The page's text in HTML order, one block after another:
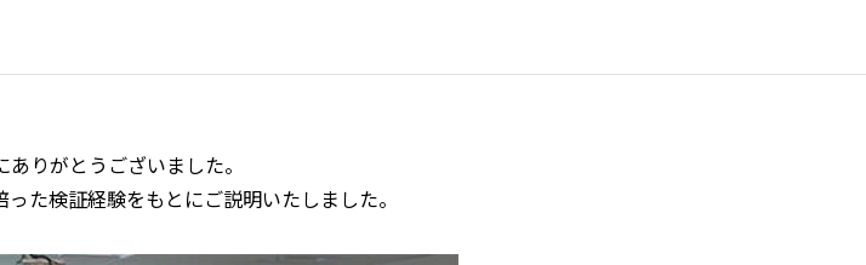
りがとうございました。
た検証経験をもとにご説明いたしました。